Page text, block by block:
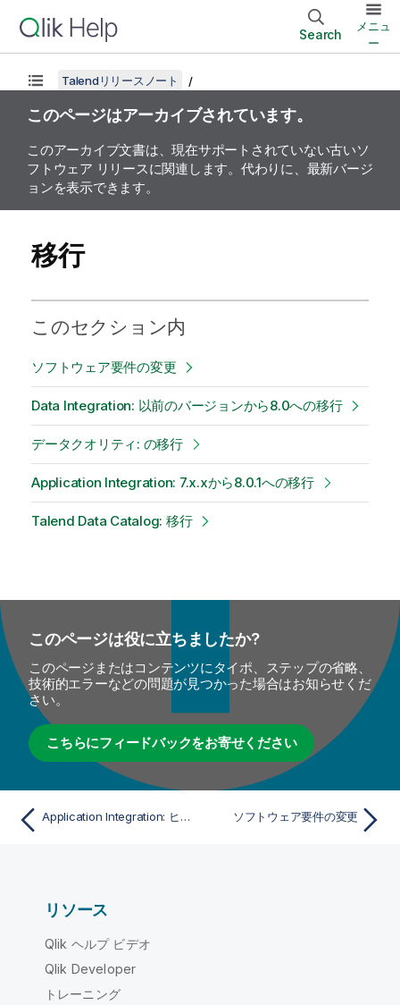
Search
メニュ
ー
Talendリリースノート
このページはアーカイブされています。
このアーカイブ文書は、現在サポートされていない古いソ
フトウェア リリースに関連します。代わりに、最新バージ
ョンを表示できます。
移行
このセクション内
ソフトウェア要件の変更
Data Integration: 以前のバージョンから8.0への移行
データクオリティ: の移行
Application Integration: 7.x.xから8.0.1への移行
Talend Data Catalog: 移行
このページは役に立ちましたか?
このページまたはコンテンツにタイポ、ステップの省略、
技術的エラーなどの問題が見つかった場合はお知らせくだ
さい。
こちらにフィードバックをお寄せください
Application Integration: ヒントとメモ ソフトウェア要件の変更
リソース
Qlik ヘルプ ビデオ
Qlik Developer
トレーニング